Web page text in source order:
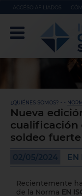
ACCÉSO AFILIADOS
¿QUIÉNES SOMOS? - -
Nueva
cualificación
soldeo fuerte
02/05/2024 EN
Recientemente
de la Norma EN